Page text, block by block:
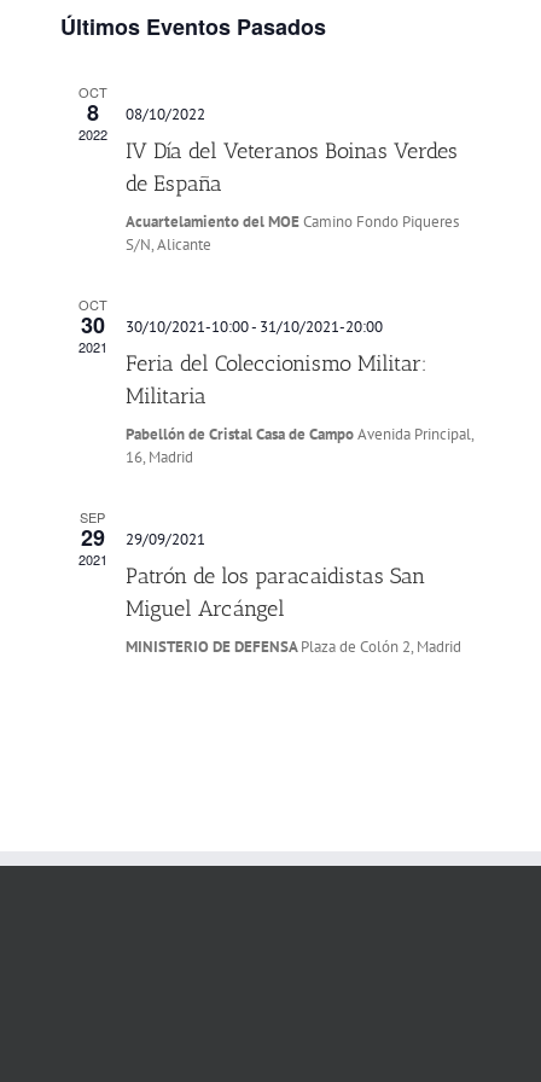
Últimos Eventos Pasados
OCT
8
2022
08/10/2022
IV Día del Veteranos Boinas Verdes
de España
Acuartelamiento del MOECamino Fondo Piqueres
S/N, Alicante
OCT
30
2021
30/10/2021-10:00- 31/10/2021-20:00
Feria del Coleccionismo Militar:
Militaria
Pabellón de Cristal Casa de CampoAvenida Principal,
16, Madrid
SEP
29
2021
29/09/2021
Patrón de los paracaidistas San
Miguel Arcángel
MINISTERIO DE DEFENSAPlaza de Colón 2, Madrid